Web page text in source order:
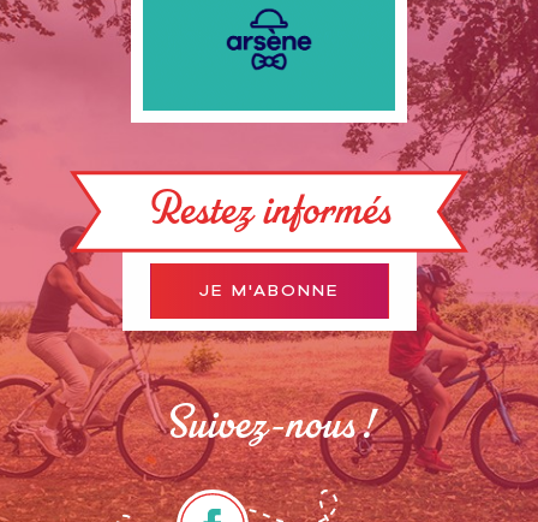
Restez informés
JE M'ABONNE
Suivez-nous !